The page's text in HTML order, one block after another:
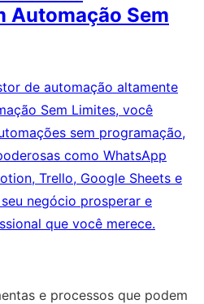
Automação Sem
de automação altamente
Sem Limites, você
sem programação,
como WhatsApp
Trello, Google Sheets e
negócio prosperar e
que você merece.
e processos que podem